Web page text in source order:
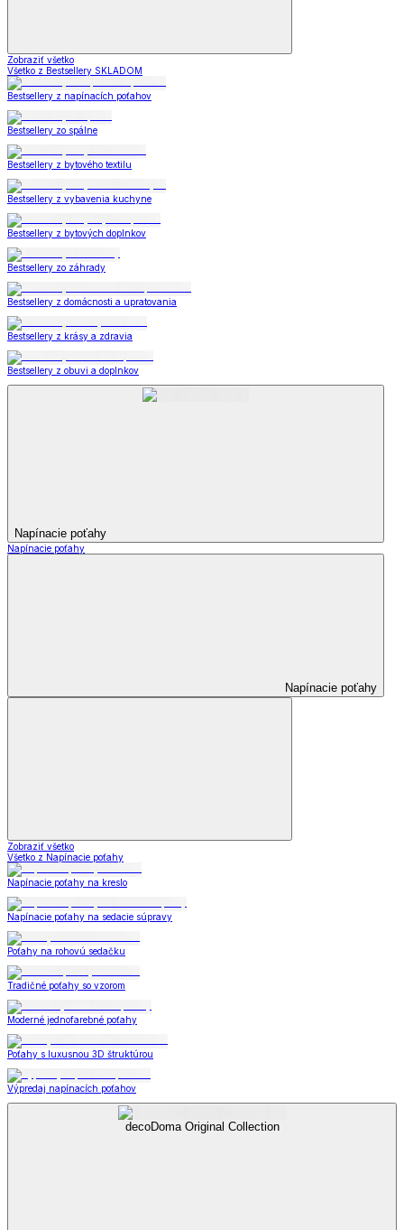
Zobraziť všetko
Všetko z Bestsellery SKLADOM
Bestsellery z napínacích poťahov
Bestsellery zo spálne
Bestsellery z bytového textilu
Bestsellery z vybavenia kuchyne
Bestsellery z bytových doplnkov
Bestsellery zo záhrady
Bestsellery z domácnosti a upratovania
Bestsellery z krásy a zdravia
Bestsellery z obuvi a doplnkov
Napínacie poťahy
Napínacie poťahy
Napínacie poťahy
Zobraziť všetko
Všetko z Napínacie poťahy
Napínacie poťahy na kreslo
Napínacie poťahy na sedacie súpravy
Poťahy na rohovú sedačku
Tradičné poťahy so vzorom
Moderné jednofarebné poťahy
Poťahy s luxusnou 3D štruktúrou
Výpredaj napínacích poťahov
decoDoma Original Collection